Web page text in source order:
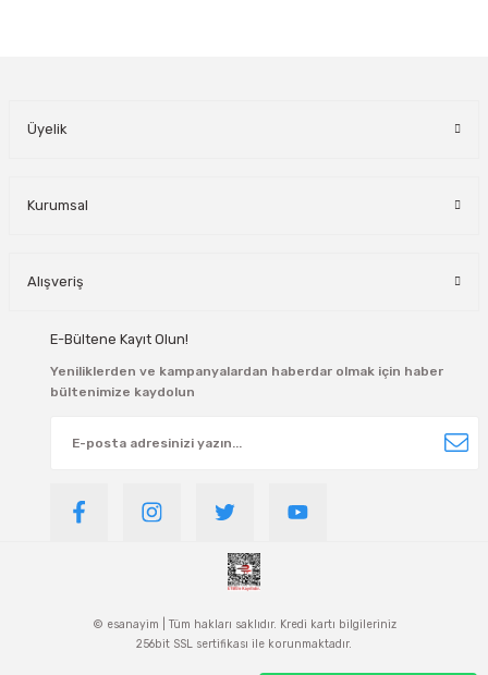
Üyelik
Kurumsal
Alışveriş
E-Bültene Kayıt Olun!
Yeniliklerden ve kampanyalardan haberdar olmak için haber
bültenimize kaydolun
© esanayim | Tüm hakları saklıdır. Kredi kartı bilgileriniz
256bit SSL sertifikası ile korunmaktadır.